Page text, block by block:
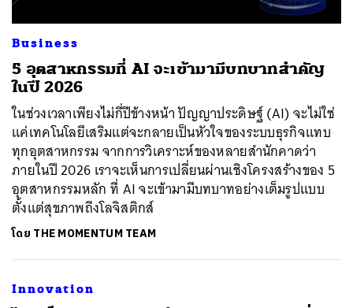
Business
5 อุตสาหกรรมที่ AI จะเข้ามามีบทบาทสำคัญ
ในปี 2026
ในช่วงเวลาเพียงไม่กี่ปีข้างหน้า ปัญญาประดิษฐ์ (AI) จะไม่ใช่
แค่เทคโนโลยีเสริมแต่จะกลายเป็นหัวใจของระบบธุรกิจแทบ
ทุกอุตสาหกรรม จากการวิเคราะห์ของหลายสำนักคาดว่า
ภายในปี 2026 เราจะเห็นการเปลี่ยนผ่านเชิงโครงสร้างของ 5
อุตสาหกรรมหลัก ที่ AI จะเข้ามามีบทบาทอย่างเต็มรูปแบบ
ตั้งแต่สุขภาพถึงโลจิสติกส์
โดย THE MOMENTUM TEAM
Innovation
ค้นหา
SHARE TWEET LINE EMAIL